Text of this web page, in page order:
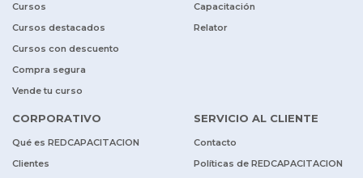
Cursos
Cursos destacados
Cursos con descuento
Compra segura
Vende tu curso
Capacitación
Relator
CORPORATIVO
Qué es REDCAPACITACION
Clientes
SERVICIO AL CLIENTE
Contacto
Políticas de REDCAPACITACION